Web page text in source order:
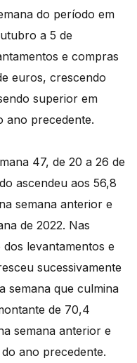
do período em
a 5 de
e compras
euros, crescendo
superior em
ano precedente.
47, de 20 a 26 de
ascendeu aos 56,8
semana anterior e
de 2022. Nas
levantamentos e
sucessivamente
semana que culmina
de 70,4
semana anterior e
ano precedente.